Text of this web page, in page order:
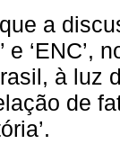
a
e
à luz
de